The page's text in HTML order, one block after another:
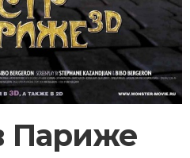
Париже